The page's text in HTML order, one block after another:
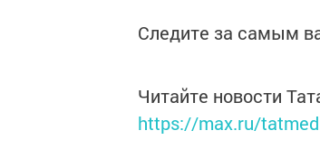
Следите за самым
Читайте новости
https://max.ru/